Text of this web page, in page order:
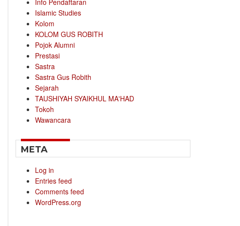
Info Pendaftaran
Islamic Studies
Kolom
KOLOM GUS ROBITH
Pojok Alumni
Prestasi
Sastra
Sastra Gus Robith
Sejarah
TAUSHIYAH SYAIKHUL MA'HAD
Tokoh
Wawancara
META
Log in
Entries feed
Comments feed
WordPress.org